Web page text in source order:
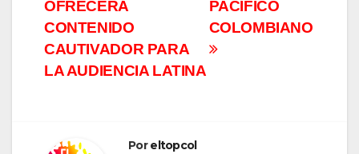
PACÍFICO
COLOMBIANO
OFRECERÁ
CONTENIDO
CAUTIVADOR PARA
LA AUDIENCIA LATINA
Poreltopcol